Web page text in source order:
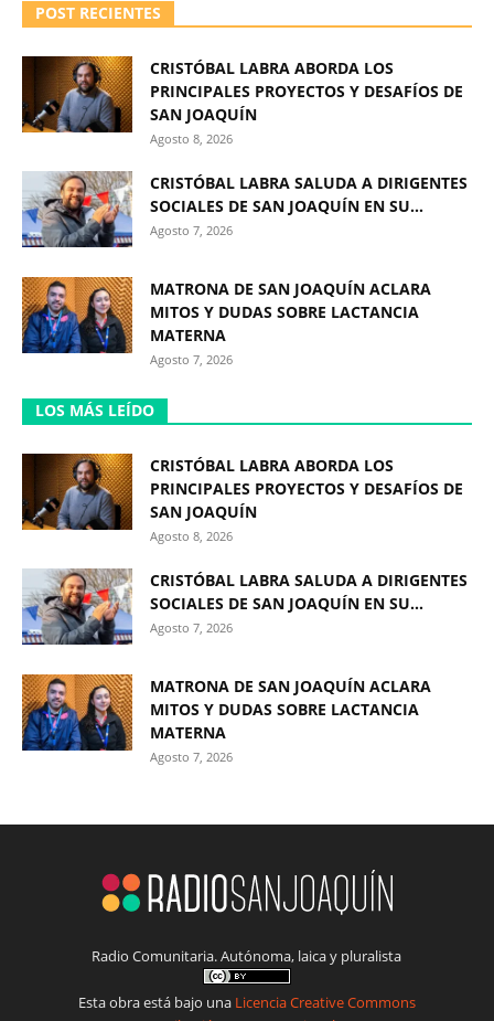
POST RECIENTES
CRISTÓBAL LABRA ABORDA LOS
PRINCIPALES PROYECTOS Y DESAFÍOS DE
SAN JOAQUÍN
Agosto 8, 2026
CRISTÓBAL LABRA SALUDA A DIRIGENTES
SOCIALES DE SAN JOAQUÍN EN SU...
Agosto 7, 2026
MATRONA DE SAN JOAQUÍN ACLARA
MITOS Y DUDAS SOBRE LACTANCIA
MATERNA
Agosto 7, 2026
LOS MÁS LEÍDO
CRISTÓBAL LABRA ABORDA LOS
PRINCIPALES PROYECTOS Y DESAFÍOS DE
SAN JOAQUÍN
Agosto 8, 2026
CRISTÓBAL LABRA SALUDA A DIRIGENTES
SOCIALES DE SAN JOAQUÍN EN SU...
Agosto 7, 2026
MATRONA DE SAN JOAQUÍN ACLARA
MITOS Y DUDAS SOBRE LACTANCIA
MATERNA
Agosto 7, 2026
Radio Comunitaria. Autónoma, laica y pluralista
Esta obra está bajo una Licencia Creative Commons